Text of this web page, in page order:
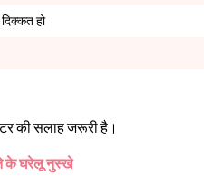
हो
की सलाह जरूरी है।
के घरेलू नुस्खे